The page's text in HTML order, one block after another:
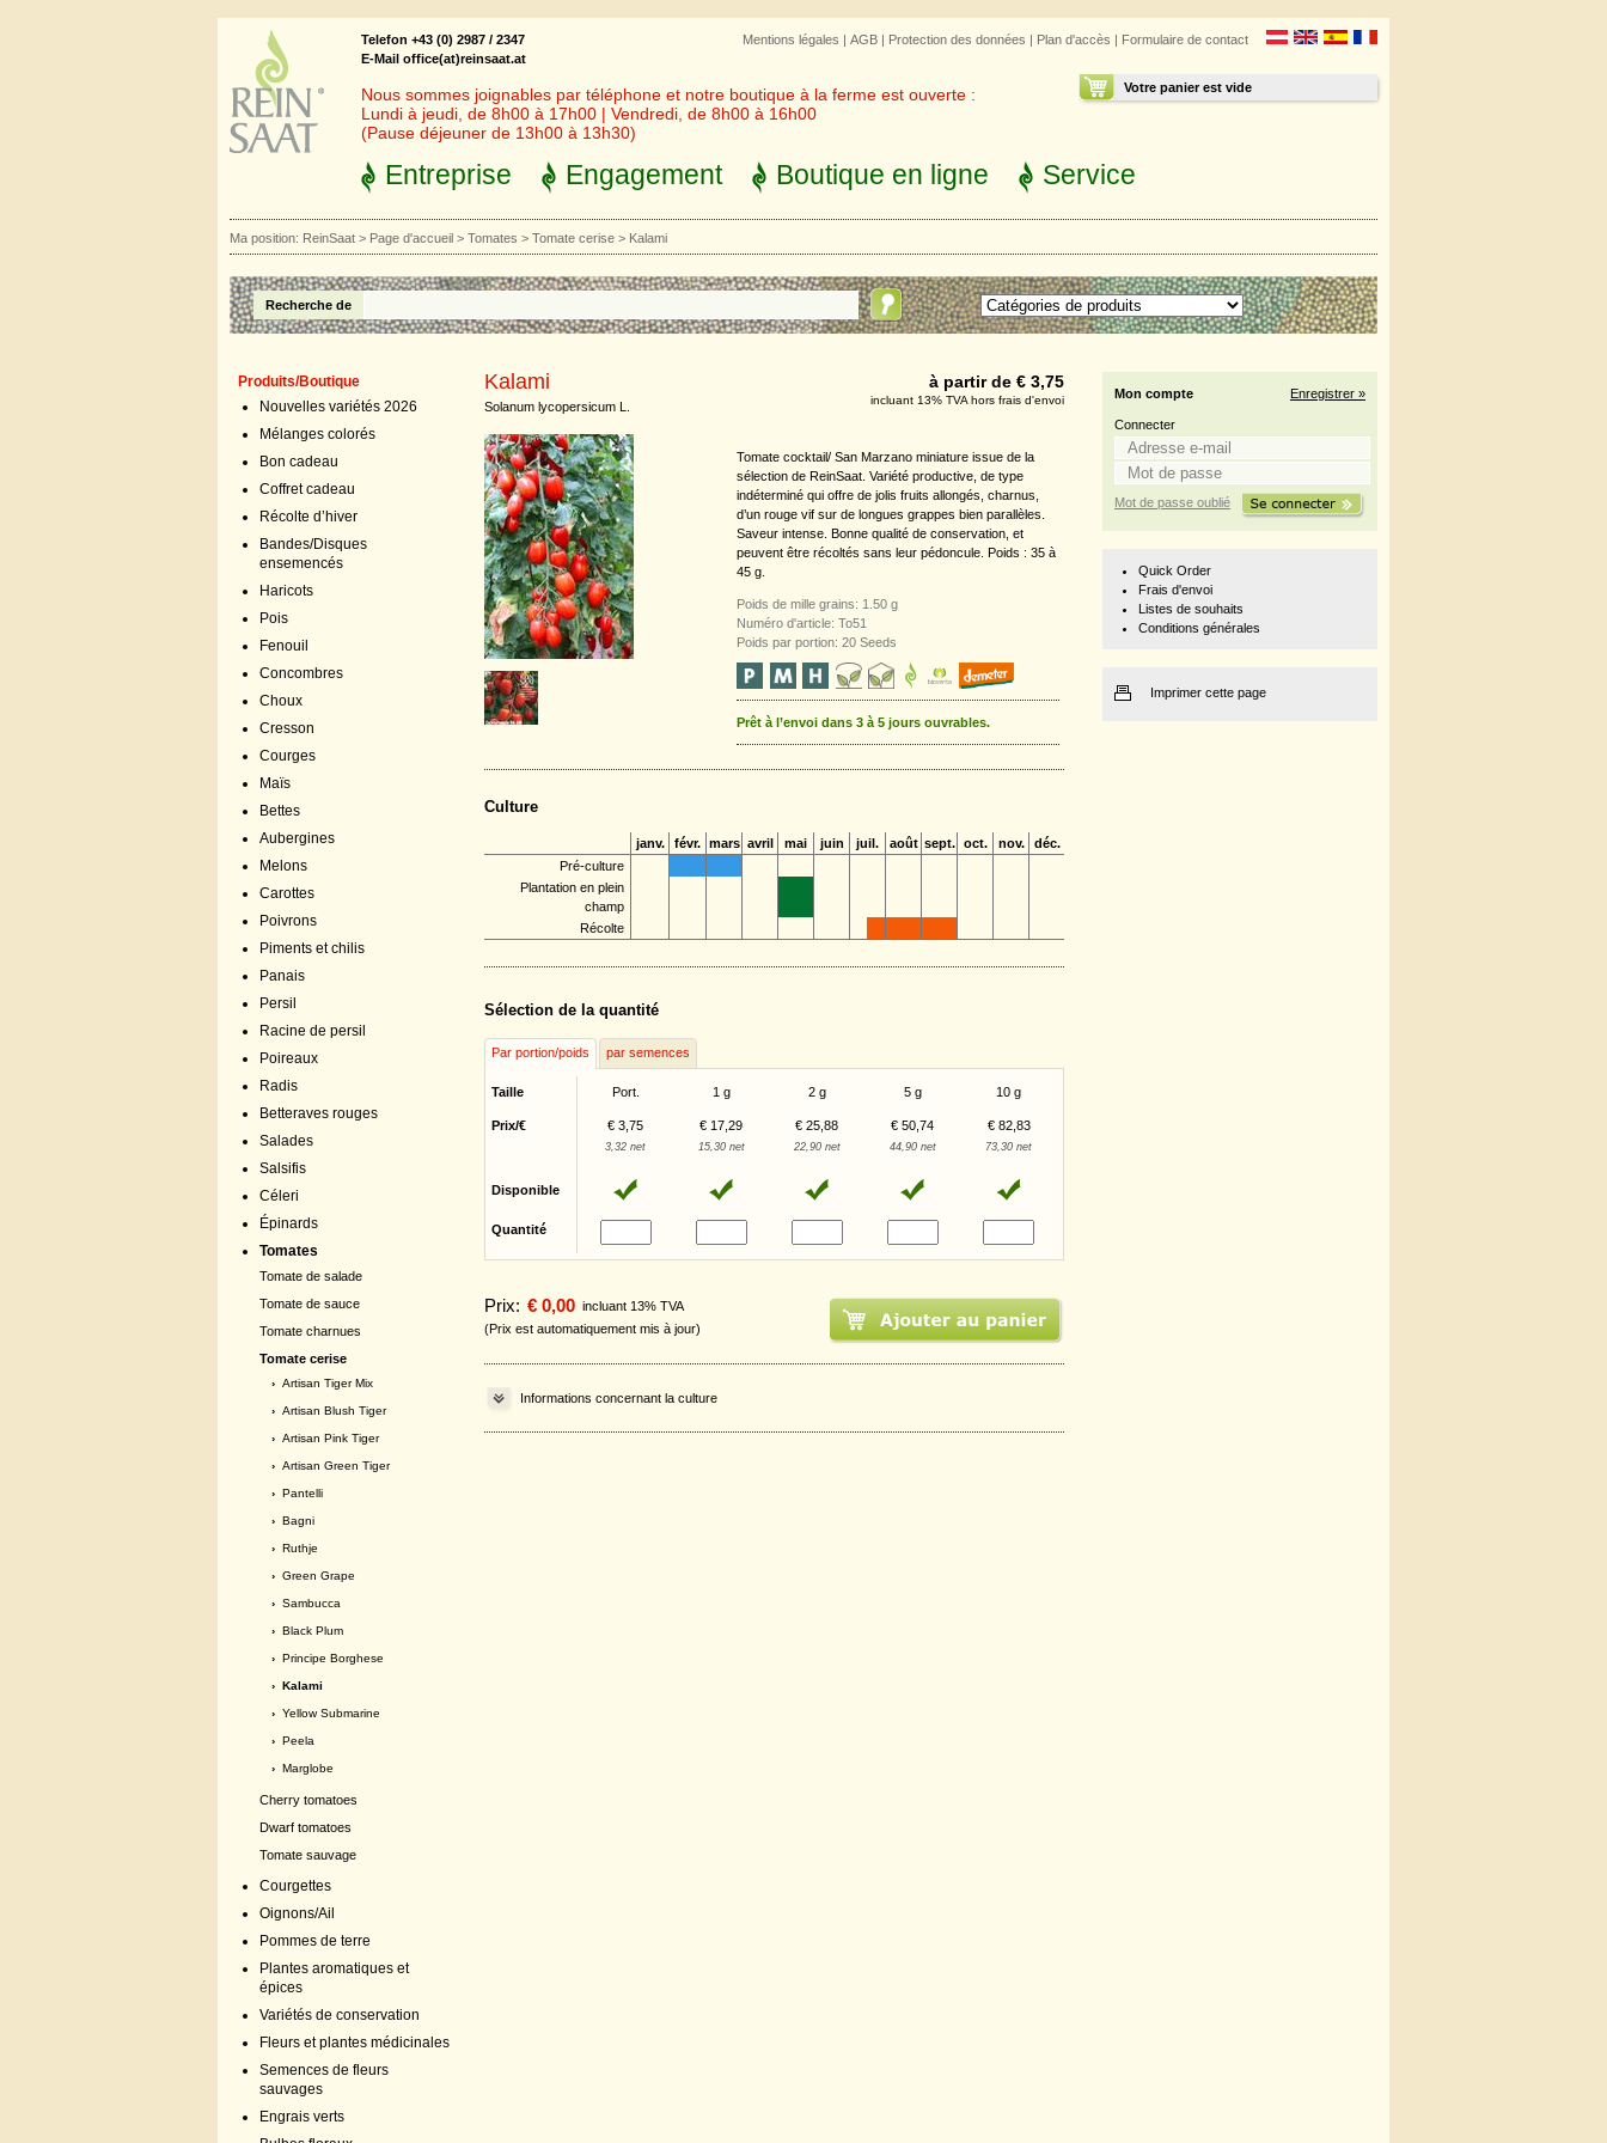
Mentions légales | AGB | Protection des données | Plan d'accès | Formulaire de contact
Votre panier est vide
Telefon +43 (0) 2987 / 2347
E-Mail office(at)reinsaat.at
Nous sommes joignables par téléphone et notre boutique à la ferme est ouverte :
Lundi à jeudi, de 8h00 à 17h00 | Vendredi, de 8h00 à 16h00
(Pause déjeuner de 13h00 à 13h30)
Entreprise Engagement Boutique en ligne Service
Ma position: ReinSaat > Page d'accueil > Tomates > Tomate cerise > Kalami
Recherche de
Produits/Boutique
Nouvelles variétés 2026
Mélanges colorés
Bon cadeau
Coffret cadeau
Récolte d’hiver
Bandes/Disques
ensemencés
Haricots
Pois
Fenouil
Concombres
Choux
Cresson
Courges
Maïs
Bettes
Aubergines
Melons
Carottes
Poivrons
Piments et chilis
Panais
Persil
Racine de persil
Poireaux
Radis
Betteraves rouges
Salades
Salsifis
Céleri
Épinards
Tomates
Tomate de salade
Tomate de sauce
Tomate charnues
Tomate cerise
› Artisan Tiger Mix
› Artisan Blush Tiger
› Artisan Pink Tiger
› Artisan Green Tiger
› Pantelli
› Bagni
› Ruthje
› Green Grape
› Sambucca
› Black Plum
› Principe Borghese
› Kalami
› Yellow Submarine
› Peela
› Marglobe
Cherry tomatoes
Dwarf tomatoes
Tomate sauvage
Courgettes
Oignons/Ail
Pommes de terre
Plantes aromatiques et
épices
Variétés de conservation
Fleurs et plantes médicinales
Semences de fleurs
sauvages
Engrais verts
Kalami
Solanum lycopersicum L.
à partir de € 3,75
incluant 13% TVA hors frais d'envoi
Tomate cocktail/ San Marzano miniature issue de la
sélection de ReinSaat. Variété productive, de type
indéterminé qui offre de jolis fruits allongés, charnus,
d’un rouge vif sur de longues grappes bien parallèles.
Saveur intense. Bonne qualité de conservation, et
peuvent être récoltés sans leur pédoncule. Poids : 35 à
45 g.
Poids de mille grains: 1.50 g
Numéro d'article: To51
Poids par portion: 20 Seeds
Prêt à l’envoi dans 3 à 5 jours ouvrables.
Culture
janv. févr. mars avril mai juin juil. août sept. oct. nov.
déc.
Pré-culture
Plantation en plein
champ
Récolte
Sélection de la quantité
Par portion/poids par semences
Taille Port. 1 g 2 g 5 g 10 g
Prix/€ € 3,75 € 17,29 € 25,88 € 50,74 € 82,83
3,32 net 15,30 net 22,90 net 44,90 net 73,30 net
Disponible
Quantité
Prix: € 0,00 incluant 13% TVA
(Prix est automatiquement mis à jour)
Informations concernant la culture
Mon compte Enregistrer »
Connecter
Mot de passe oublié
Quick Order
Frais d'envoi
Listes de souhaits
Conditions générales
Imprimer cette page